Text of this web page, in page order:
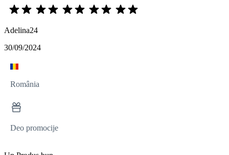
Adelina24
30/09/2024
România
Deo promocije